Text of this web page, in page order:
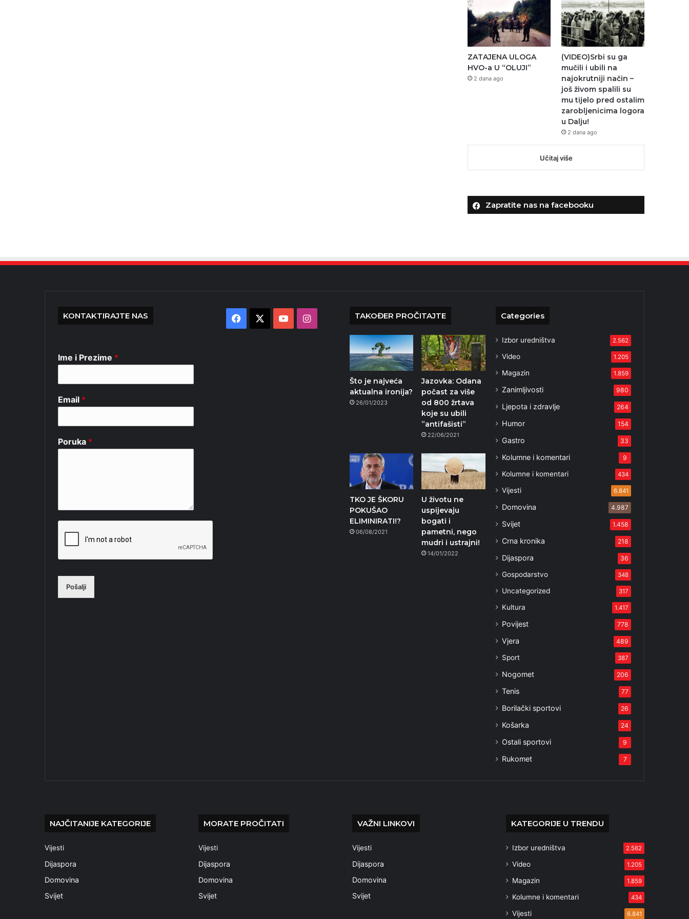
ZATAJENA ULOGA
HVO-a U “OLUJI”
2 dana ago
(VIDEO)Srbi su ga
mučili i ubili na
najokrutniji način –
još živom spalili su
mu tijelo pred ostalim
zarobljenicima logora
u Dalju!
2 dana ago
Učitaj više
Zapratite nas na facebooku
KONTAKTIRAJTE NAS
Ime i Prezime *
Email *
Poruka *
Pošalji
Facebook YouTubeInstagram TAKOĐER PROČITAJTE
Što je najveća
aktualna ironija?
26/01/2023
Jazovka: Odana
počast za više
od 800 žrtava
koje su ubili
”antifašisti”
22/06/2021
TKO JE ŠKORU
POKUŠAO
ELIMINIRATI!?
06/08/2021
U životu ne
uspijevaju
bogati i
pametni, nego
mudri i ustrajni!
14/01/2022
Categories
Izbor uredništva 2.562
Video 1.205
Magazin 1.859
Zanimljivosti 980
Ljepota i zdravlje 264
Humor 154
Gastro 33
Kolumne i komentari 9
Kolumne i komentari 434
Vijesti 6.841
Domovina 4.987
Svijet 1.458
Crna kronika 218
Dijaspora 36
Gospodarstvo 348
Uncategorized 317
Kultura 1.417
Povijest 778
Vjera 489
Sport 387
Nogomet 206
Tenis 77
Borilački sportovi 26
Košarka 24
Ostali sportovi 9
Rukomet 7
NAJČITANIJE KATEGORIJE
Vijesti
Dijaspora
Domovina
Svijet
MORATE PROČITATI
Vijesti
Dijaspora
Domovina
Svijet
VAŽNI LINKOVI
Vijesti
Dijaspora
Domovina
Svijet
KATEGORIJE U TRENDU
Izbor uredništva 2.562
Video 1.205
Magazin 1.859
Kolumne i komentari 434
Vijesti 6.841